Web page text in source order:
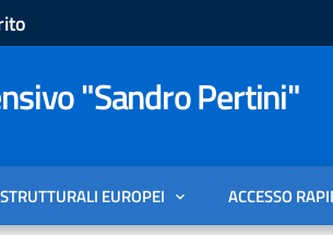
"Sandro Pertini"
EUROPEI ACCESSO